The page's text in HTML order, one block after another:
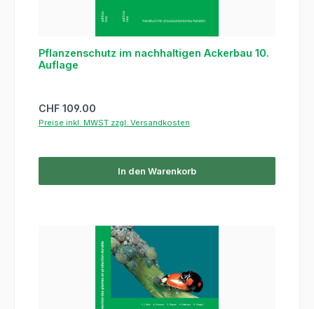
Pflanzenschutz im nachhaltigen Ackerbau 10.
Auflage
Regulärer Preis:
CHF 109.00
Preise inkl. MWST zzgl. Versandkosten
In den Warenkorb